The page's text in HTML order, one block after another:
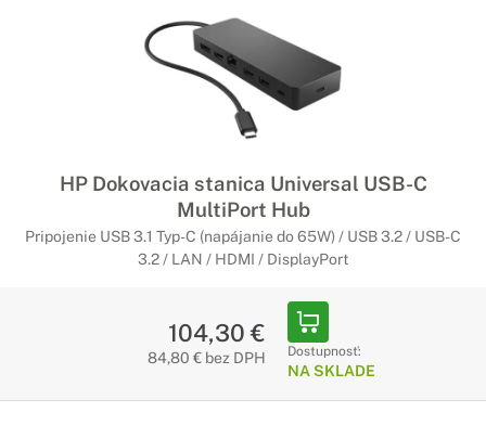
HP Dokovacia stanica Universal USB-C
MultiPort Hub
Pripojenie USB 3.1 Typ-C (napájanie do 65W) / USB 3.2 / USB-C
3.2 / LAN / HDMI / DisplayPort
104,30 €
84,80 € bez DPH Dostupnosť:
NA SKLADE